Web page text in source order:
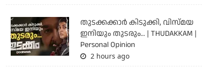
തുടക്കക്കാര്‍ കിടുക്കി, വിസ്മയ
ഇനിയും തുടരും... | THUDAKKAM |
Personal Opinion
2 hours ago